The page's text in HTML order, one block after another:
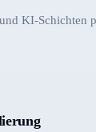
KI-Schichten